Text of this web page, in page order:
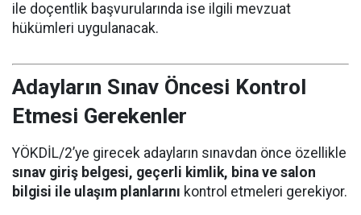
ile doçentlik başvurularında ise ilgili mevzuat
hükümleri uygulanacak.
Adayların Sınav Öncesi Kontrol
Etmesi Gerekenler
YÖKDİL/2’ye girecek adayların sınavdan önce özellikle
sınav giriş belgesi, geçerli kimlik, bina ve salon
bilgisi ile ulaşım planlarını kontrol etmeleri gerekiyor.